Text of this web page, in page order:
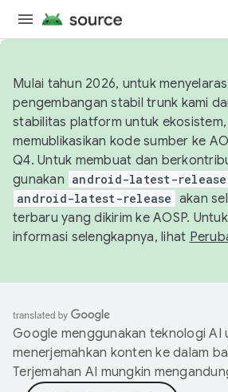
Mulai tahun 2026, untuk
pengembangan stabil trunk kami
stabilitas platform untuk ekosistem,
memublikasikan kode sumber ke
Q4. Untuk membuat dan
gunakan android-latest-release
android-latest-release akan
terbaru yang dikirim ke AOSP.
informasi selengkapnya, lihat
Google menggunakan teknologi AI
menerjemahkan konten ke dalam
Terjemahan AI mungkin